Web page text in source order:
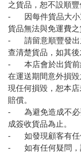
之貨品，恕不設順豐
- 因每件貨品大小
貨品無法與免運費之
- 請留意順豐發出
查清楚貨品，如其後
- 本店會於出貨前
在運送期間意外損
現任何損毀，恕本
賠償。
- 為避免造成不必
成簽收貨品為止。
- 如發現顧客有任
- 如有任何疑問，